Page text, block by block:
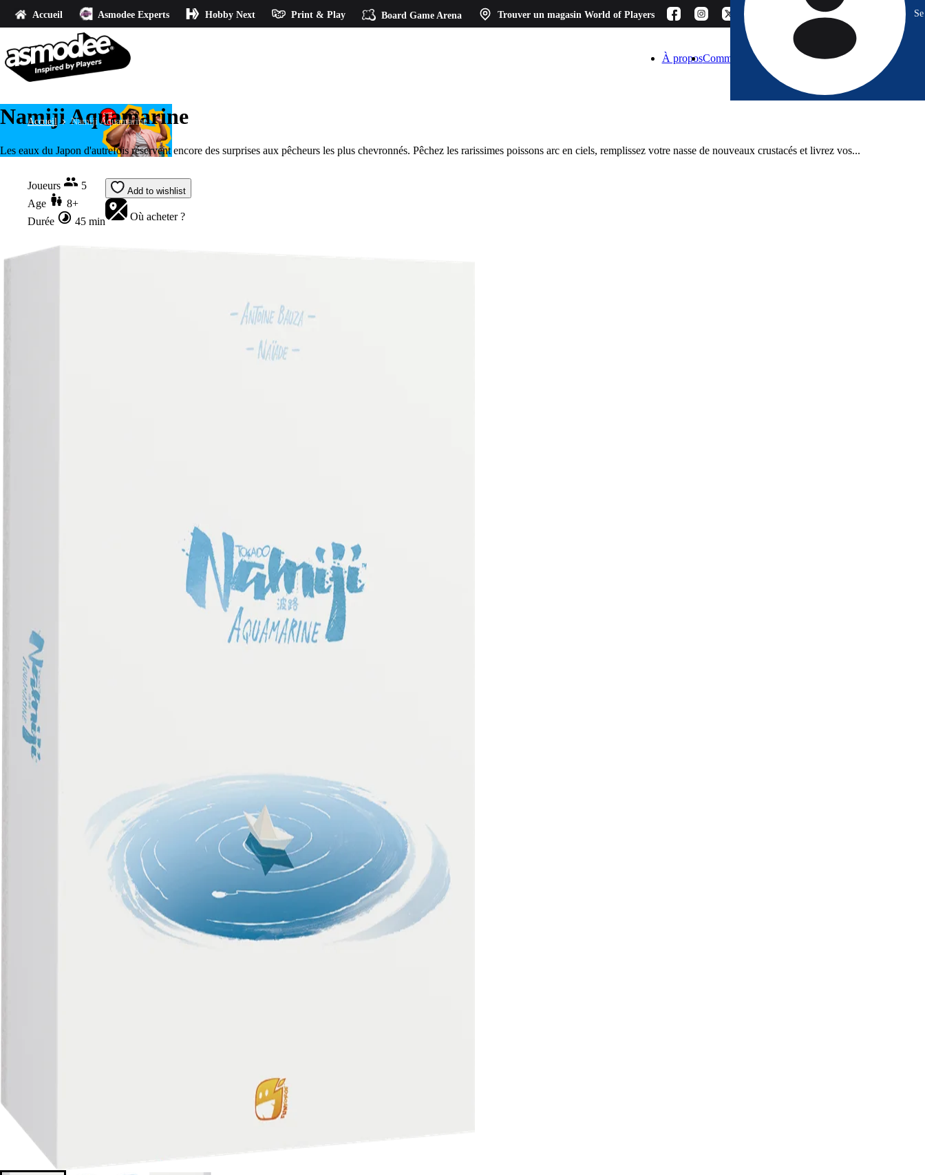
Accueil Asmodee Experts Hobby Next Print & Play Board Game Arena Trouver un magasin World of Players
À proposComment choisir ? BlogEspace Pro Contact
Accueil Namiji Aquamarine
Namiji Aquamarine
Les eaux du Japon d'autrefois réservent encore des surprises aux pêcheurs les plus chevronnés. Pêchez les rarissimes poissons arc en ciels, remplissez votre nasse de nouveaux crustacés et livrez vos...
Joueurs
5
Age
8+
Durée
45 min
Add to wishlist
Où acheter ?